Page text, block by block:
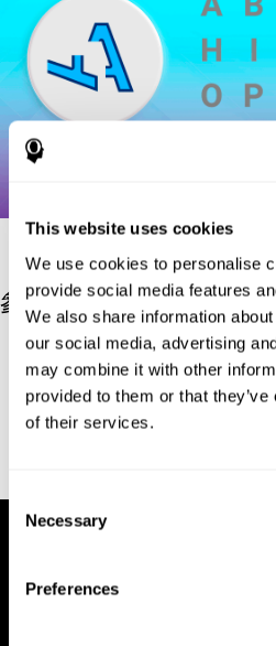
This website uses cookies
We use cookies to personalise
provide social media features
We also share information
our social media, advertising
may combine it with other
provided to them or that
of their services.
Consent
Selection
Necessary
Preferences
參考文獻
Hooper, H. E. (1983). Hooper Visual
Los Angeles, CA: Western
Merten, T. (2004). A Short Version
Organization Test: Reliability and